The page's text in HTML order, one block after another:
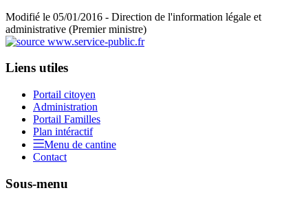
Modifié le 05/01/2016 - Direction de l'information légale et
administrative (Premier ministre)
Liens utiles
Portail citoyen
Administration
Portail Familles
Plan intéractif
Menu de cantine
Contact
Sous-menu